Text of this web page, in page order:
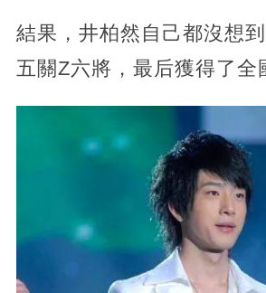
結果，井柏然自己都沒想
五關Z六將，最后獲得了全